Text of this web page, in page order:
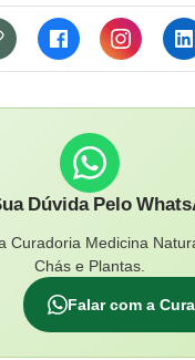
Dúvida Pelo
Curadoria Medicina
Chás e Plantas.
Falar com a